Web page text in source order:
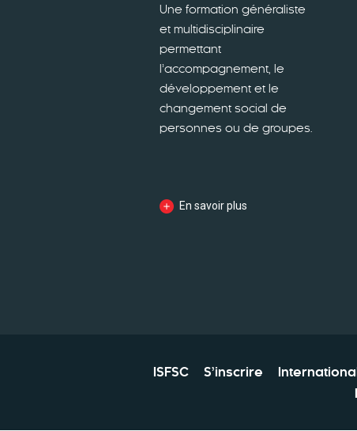
Une formation généraliste
et multidisciplinaire
permettant
l’accompagnement, le
développement et le
changement social de
personnes ou de groupes.
En savoir plus
ISFSC S’inscrire International